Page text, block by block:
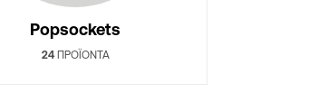
Popsockets
24ΠΡΟΪΌΝΤΑ